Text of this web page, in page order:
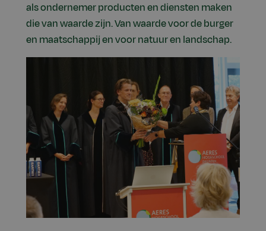
als ondernemer producten en diensten maken
die van waarde zijn. Van waarde voor de burger
en maatschappij en voor natuur en landschap.